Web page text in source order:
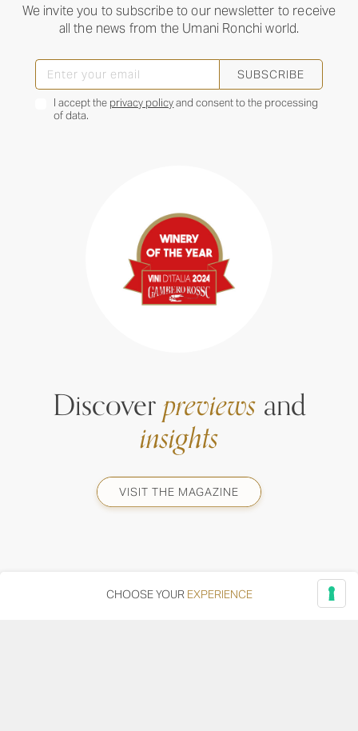
We invite you to subscribe to our newsletter to receive
all the news from the Umani Ronchi world.
SUBSCRIBE
I accept the privacy policyand consent to the processing
of data.
Discoverpreviewsand
insights
VISIT THE MAGAZINE
CHOOSE YOUR EXPERIENCE